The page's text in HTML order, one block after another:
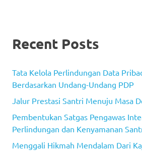
Recent Posts
Tata Kelola Perlindungan Data
Berdasarkan Undang-Undang PDP
Jalur Prestasi Santri Menuju Masa
Pembentukan Satgas Pengawas
Perlindungan dan Kenyamanan
Menggali Hikmah Mendalam Dari